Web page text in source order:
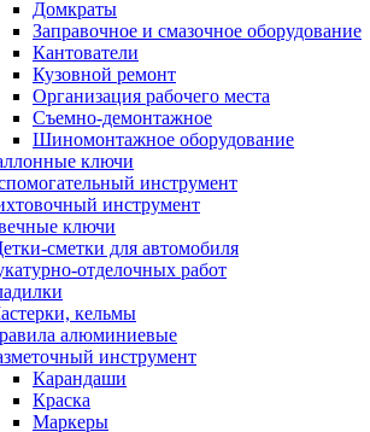
Домкраты
Заправочное и смазочное оборудование
Кантователи
Кузовной ремонт
Организация рабочего места
Съемно-демонтажное
Шиномонтажное оборудование
ключи
инструмент
инструмент
ключи
сметки для автомобиля
отделочных работ
кельмы
алюминиевые
инструмент
Карандаши
Краска
Маркеры